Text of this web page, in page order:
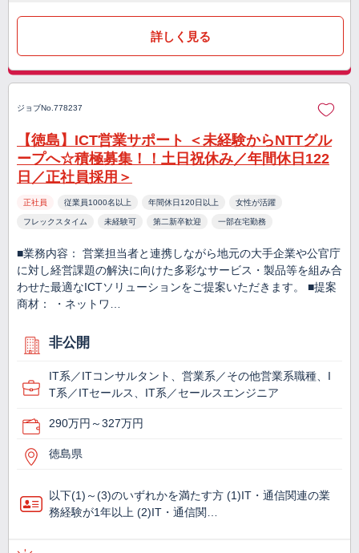
詳しく見る
ジョブNo.778237
【徳島】ICT営業サポート ＜未経験からNTTグル
ープへ☆積極募集！！土日祝休み／年間休日122
日／正社員採用＞
正社員 従業員1000名以上 年間休日120日以上 女性が活躍
フレックスタイム 未経験可 第二新卒歓迎 一部在宅勤務
■業務内容： 営業担当者と連携しながら地元の大手企業や公官庁
に対し経営課題の解決に向けた多彩なサービス・製品等を組み合
わせた最適なICTソリューションをご提案いただきます。 ■提案
商材： ・ネットワ…
非公開
IT系／ITコンサルタント、営業系／その他営業系職種、I
T系／ITセールス、IT系／セールスエンジニア
290万円～327万円
徳島県
以下(1)～(3)のいずれかを満たす方 (1)IT・通信関連の業
務経験が1年以上 (2)IT・通信関…